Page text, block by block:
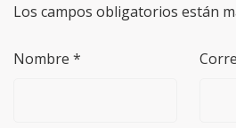
Los campos obligatorios están
Nombre *